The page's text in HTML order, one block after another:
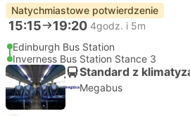
Natychmiastowe potwierdzenie
15:15 19:20 4godz. i 5m
Edinburgh Bus Station
Inverness Bus Station Stance 3
Standard z
Megabus